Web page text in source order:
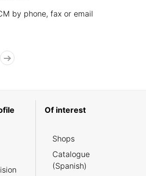
by phone, fax or email
Of interest
Shops
Catalogue
(Spanish)